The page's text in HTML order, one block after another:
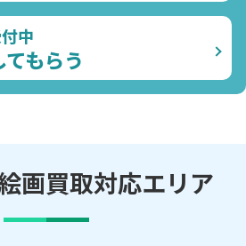
中
もらう
画買取対応エリア